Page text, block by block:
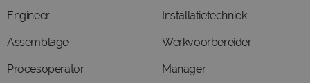
Engineer
Assemblage
Procesoperator
Installatietechniek
Werkvoorbereider
Manager